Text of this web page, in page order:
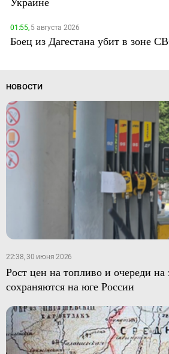
01:55,5 августа 2026
Боец из Дагестана убит в зоне
НОВОСТИ
22:38, 30 июня 2026
Рост цен на топливо и очереди на
сохраняются на юге России